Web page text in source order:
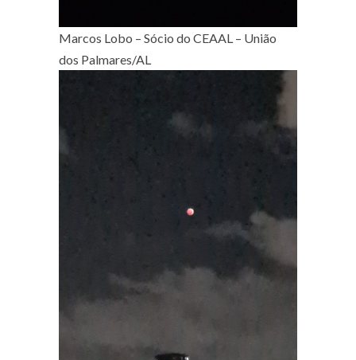
Marcos Lobo – Sócio do CEAAL – União
dos Palmares/AL